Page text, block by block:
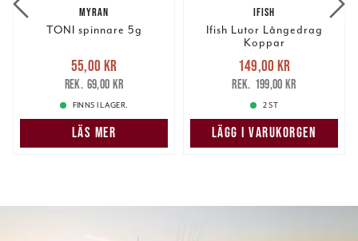
MYRAN
TONI spinnare 5g
Nuvarande pris
55,00 krTidigare pris
69,00 kr
55,00 kr
69,00 kr
FINNS I LAGER.
LÄS MER
IFISH
Ifish Lutor Långedrag
Koppar
Nuvarande pris
149,00 krTidigare pris
199,00 kr
149,00 kr
199,00 kr
2 ST
LÄGG I VARUKORGEN